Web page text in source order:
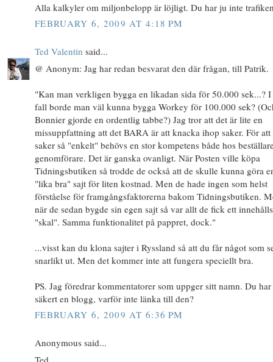
Alla kalkyler om miljonbelopp är löjligt. Du har ju inte
FEBRUARY 6, 2009 AT 4:18 PM
Ted Valentin said...
@ Anonym: Jag har redan besvarat den där frågan, till Patrik.
"Kan man verkligen bygga en likadan sida för 50.000 sek...? I
fall borde man väl kunna bygga Workey för 100.000 sek?
Bonnier gjorde en ordentlig tabbe?) Jag tror att det är lite en
missuppfattning att det BARA är att knacka ihop saker. För att
saker så "enkelt" behövs en stor kompetens både hos
genomförare. Det är ganska ovanligt. När Posten ville köpa
Tidningsbutiken så trodde de också att de skulle kunna göra
"lika bra" sajt för liten kostnad. Men de hade ingen som helst
förståelse för framgångsfaktorerna bakom Tidningsbutiken.
när de sedan bygde sin egen sajt så var allt de fick ett
"skal". Samma funktionalitet på pappret, dock."
...visst kan du klona sajter i Ryssland så att du får något som
snarlikt ut. Men det kommer inte att fungera speciellt bra.
PS. Jag föredrar kommentatorer som uppger sitt namn. Du har
säkert en blogg, varför inte länka till den?
FEBRUARY 6, 2009 AT 6:36 PM
Anonymous said...
Ted,